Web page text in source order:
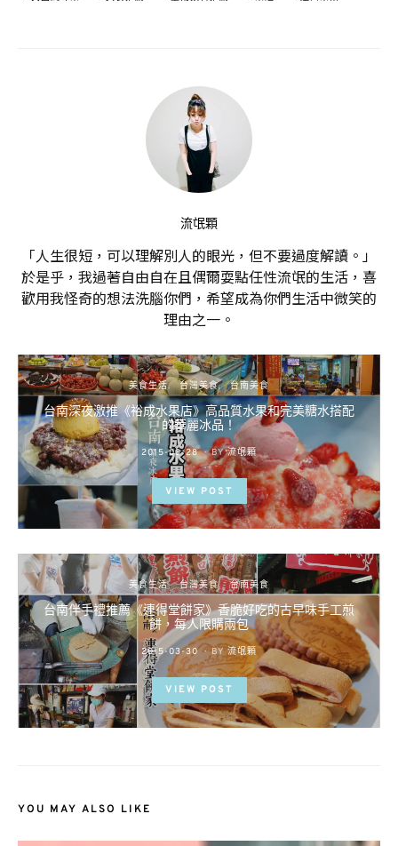
流氓顆
「人生很短，可以理解別人的眼光，但不要過度解讀。」
於是乎，我過著自由自在且偶爾耍點任性流氓的生活，喜
歡用我怪奇的想法洗腦你們，希望成為你們生活中微笑的
理由之一。
美食生活 台灣美食 台南美食
台南深夜激推《裕成水果店》高品質水果和完美糖水搭配
的華麗冰品！
POSTED
ON
2015-03-28 BY 流氓顆
VIEW POST
美食生活 台灣美食 台南美食
台南伴手禮推薦《連得堂餅家》香脆好吃的古早味手工煎
餅，每人限購兩包
POSTED
ON
2015-03-30 BY 流氓顆
VIEW POST
YOU MAY ALSO LIKE